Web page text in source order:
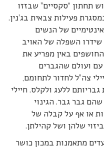
תחתון “סקסיים” שבזזו
פעילות צבאית בג’נין.
של הנשים
שידרו השפלה של האויב
החושפים באין מפריע את
עם ועולם שהגברים
צה”ל לחדור לתחומם,
ללעג ולקלס. חיילי
גבר גבר. הגינוי
או אף על קבלה של
שלהן ושל קהילתן.
מתאמנות במכון כושר